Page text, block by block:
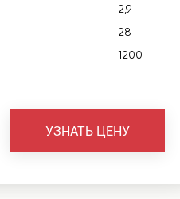
2,9
28
1200
УЗНАТЬ ЦЕНУ